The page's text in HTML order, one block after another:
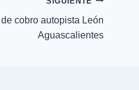
cobro autopista León
Aguascalientes